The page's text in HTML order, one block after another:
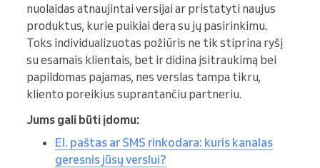
nuolaidas atnaujintai versijai ar pristatyti naujus
produktus, kurie puikiai dera su jų pasirinkimu.
Toks individualizuotas požiūris ne tik stiprina ryšį
su esamais klientais, bet ir didina įsitraukimą bei
papildomas pajamas, nes verslas tampa tikru,
kliento poreikius suprantančiu partneriu.
Jums gali būti įdomu:
El. paštas ar SMS rinkodara: kuris kanalas
geresnis jūsų verslui?